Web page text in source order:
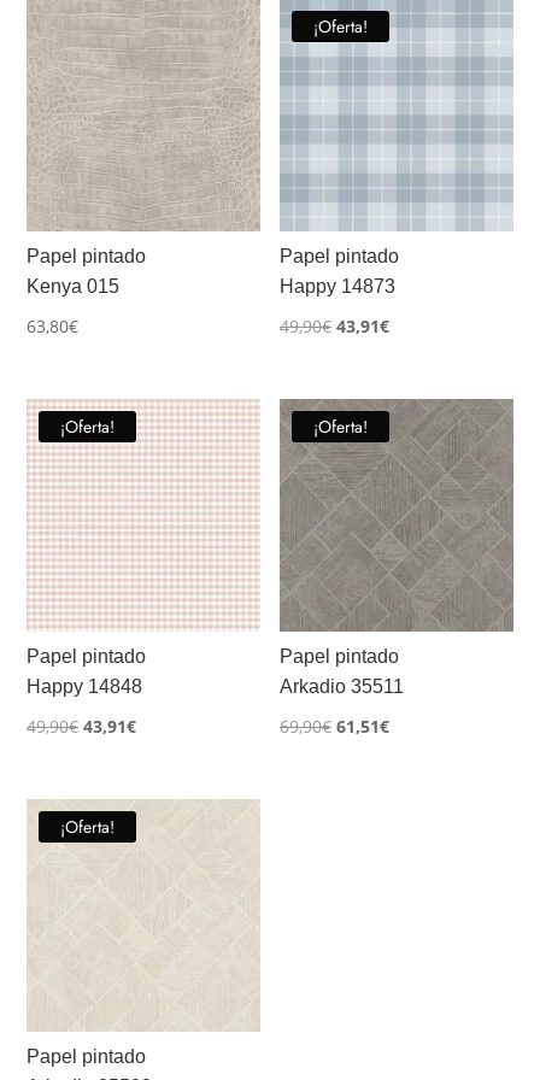
Papel pintado
Kenya 015
63,80€
¡Oferta!
Papel pintado
Happy 14873
49,90€ El
era:
49,90€.
43,91€El
es:
43,91€.
¡Oferta!
Papel pintado
Happy 14848
49,90€El
era:
49,90€.
43,91€El
es:
43,91€.
¡Oferta!
Papel pintado
Arkadio 35511
69,90€ El
61,51€El
¡Oferta!
Papel pintado